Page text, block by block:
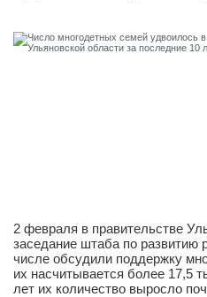
2 февраля в правительстве
заседание штаба по развитию
числе обсудили поддержку
их насчитывается более 17,5
лет их количество выросло